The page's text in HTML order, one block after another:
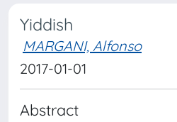
Yiddish
MARGANI, Alfonso
2017-01-01
Abstract